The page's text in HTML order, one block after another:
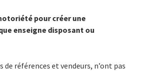
pour créer une
enseigne disposant ou
références et vendeurs, n’ont pas